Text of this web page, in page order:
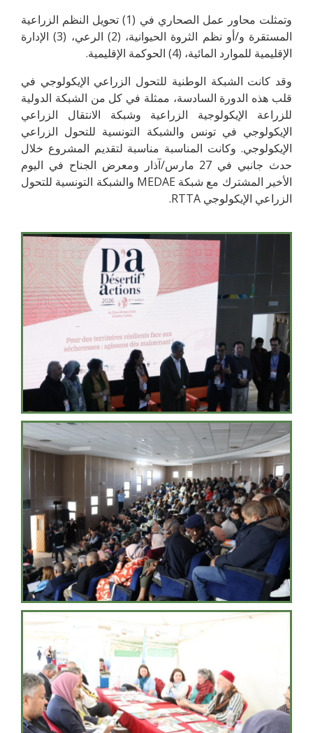
وتمثلت محاور عمل الصحاري في (1) تحويل النظم الزراعية
المستقرة و/أو نظم الثروة الحيوانية، (2) الرعي، (3) الإدارة
الإقليمية للموارد المائية، (4) الحوكمة الإقليمية.
وقد كانت الشبكة الوطنية للتحول الزراعي الإيكولوجي في
قلب هذه الدورة السادسة، ممثلة في كل من الشبكة الدولية
للزراعة الإيكولوجية الزراعية وشبكة الانتقال الزراعي
الإيكولوجي في تونس والشبكة التونسية للتحول الزراعي
الإيكولوجي. وكانت المناسبة مناسبة لتقديم المشروع خلال
حدث جانبي في 27 مارس/آذار ومعرض الجناح في اليوم
الأخير المشترك مع شبكة MEDAE والشبكة التونسية للتحول
الزراعي الإيكولوجي RTTA.